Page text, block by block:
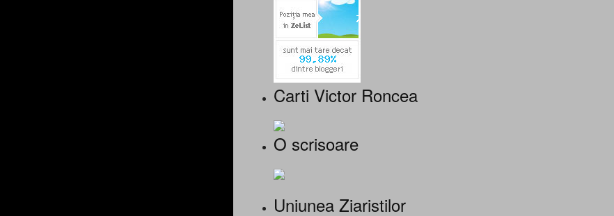
Carti Victor Roncea
O scrisoare
Uniunea Ziaristilor